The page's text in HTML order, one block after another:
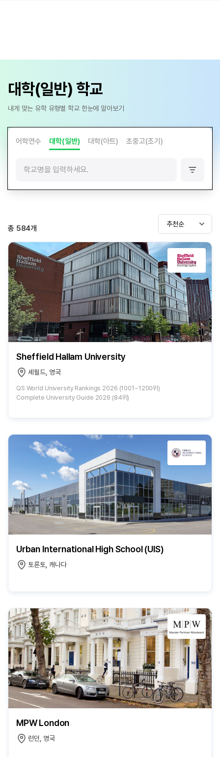
대학(일반) 학교
내게 맞는 유학 유형별 학교 한눈에 알아보기
어학연수 대학(일반) 대학(아트) 초중고(조기)
필
총 584개
추천순
Sheffield Hallam University
셰필드, 영국
QS World University Rankings 2026 (1001~1200위)
Complete University Guide 2026 (84위)
Urban International High School (UIS)
토론토, 캐나다
MPW London
런던, 영국